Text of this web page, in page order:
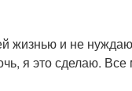
жизнью и не
я это сделаю.